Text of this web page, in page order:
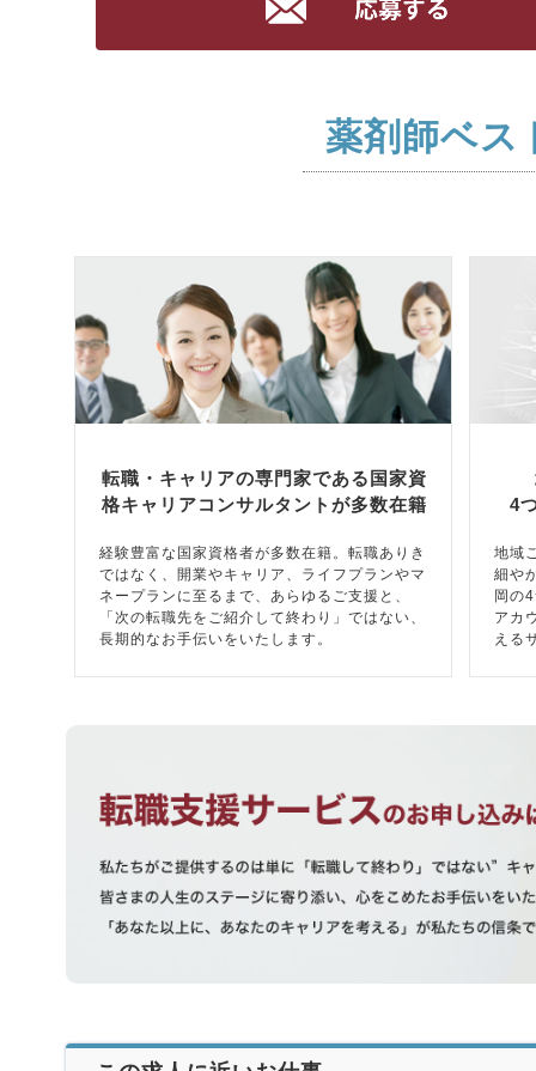
薬剤師ベス
転職・キャリアの専門家である国家資
格キャリアコンサルタントが多数在籍
経験豊富な国家資格者が多数在籍。転職ありき
ではなく、開業やキャリア、ライフプランやマ
ネープランに至るまで、あらゆるご支援と、
「次の転職先をご紹介して終わり」ではない、
長期的なお手伝いをいたします。
4
地域
細や
岡の
アカ
える